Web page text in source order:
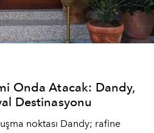
Onda Atacak: Dandy,
Destinasyonu
noktası Dandy; rafine